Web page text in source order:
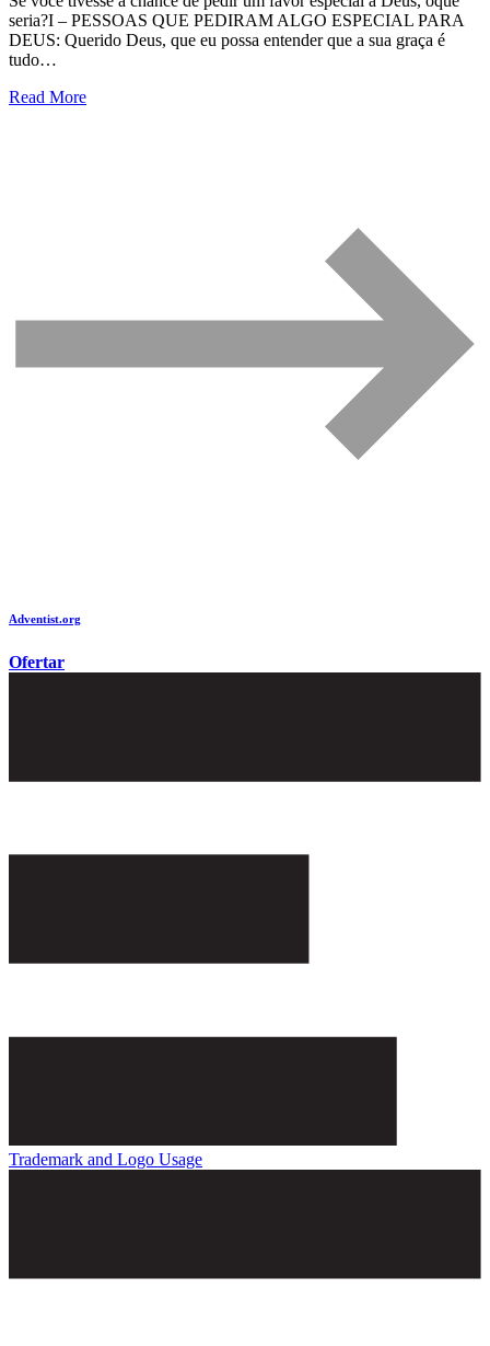
seria?I – PESSOAS QUE PEDIRAM ALGO ESPECIAL PARA
DEUS: Querido Deus, que eu possa entender que a sua graça é
tudo…
Read More
Adventist.org
Ofertar
Trademark and Logo Usage